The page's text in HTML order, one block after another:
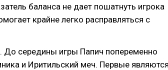
баланса не дает пошатнуть игрока
крайне легко расправляться с
До середины игры Папич попеременно
и Иритильский меч. Первые